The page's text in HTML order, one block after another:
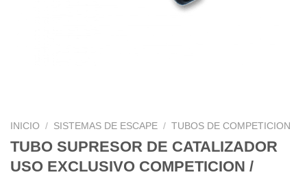
INICIO / SISTEMAS DE ESCAPE / TUBOS DE COMPETICION
TUBO SUPRESOR DE CATALIZADOR
USO EXCLUSIVO COMPETICION /